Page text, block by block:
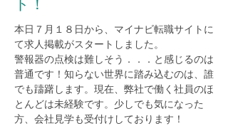
ト！
本日７月１８日から、マイナビ転職サイトに
て求人掲載がスタートしました。
警報器の点検は難しそう．．．と感じるのは
普通です！知らない世界に踏み込むのは、誰
でも躊躇します。現在、弊社で働く社員のほ
とんどは未経験です。少しでも気になった
方、会社見学も受付けしております！